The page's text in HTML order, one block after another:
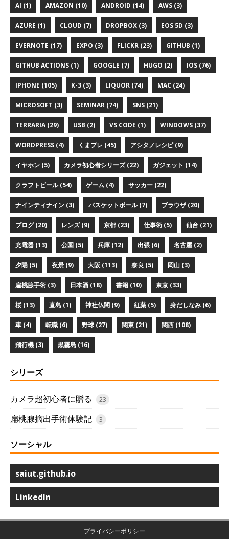
AI (1) AMAZON (10) ANDROID (14) AWS (3)
AZURE (1) CLOUD (7) DROPBOX (3) EOS 5D (3)
EVERNOTE (17) EXPO (3) FLICKR (23) GITHUB (1)
GITHUB ACTIONS (1) GOOGLE (7) HUGO (2) IOS (76)
IPHONE (105) K-3 (3) LIQUOR (74) MAC (24)
MICROSOFT (3) SEMINAR (74) SNS (21)
TERRARIA (29) USB (2) VS CODE (1) WINDOWS (37)
WORDPRESS (4) くまプレ (45) アシタノレシピ (9)
イヤホン (5) カメラ初心者シリーズ (22) ガジェット (14)
クラフトビール (54) ゲーム (4) サッカー (22)
ナインティナイン (3) バスケットボール (7) ブラウザ (20)
ブログ (20) レンズ (9) 京都 (23) 仕事術 (5) 仙台 (21)
充電器 (13) 公園 (5) 兵庫 (12) 出張 (6) 名古屋 (2)
夕陽 (5) 夜景 (9) 大阪 (113) 奈良 (5) 岡山 (3)
扁桃腺手術 (3) 日本酒 (18) 書籍 (10) 東京 (33)
桜 (13) 直島 (1) 神社仏閣 (9) 紅葉 (5) 身だしなみ (6)
車 (4) 転職 (6) 野球 (27) 関東 (21) 関西 (108)
飛行機 (3) 黒霧島 (16)
シリーズ
カメラ超初心者に贈る 23
扁桃腺摘出手術体験記 3
ソーシャル
saiut.github.io
LinkedIn
プライバシーポリシー